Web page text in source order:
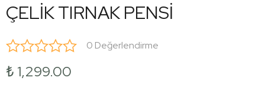
ÇELİK TIRNAK PENSİ
0 Değerlendirme
₺ 1,299.00